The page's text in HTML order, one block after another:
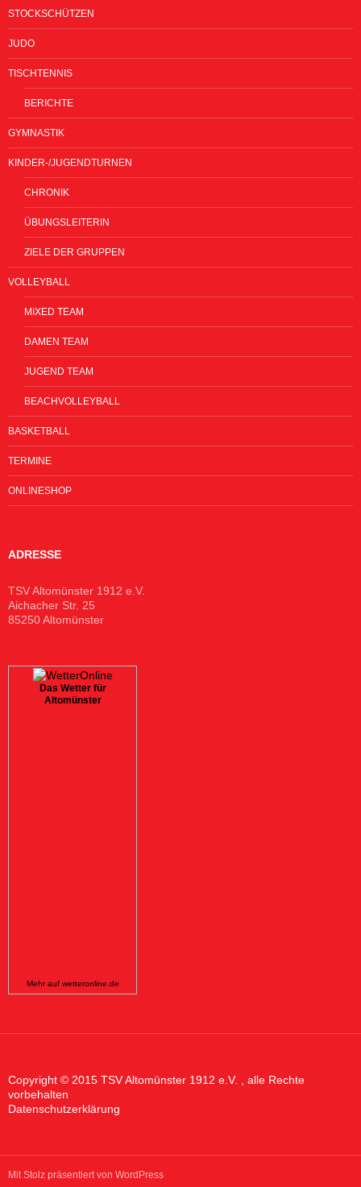
STOCKSCHÜTZEN
JUDO
TISCHTENNIS
BERICHTE
GYMNASTIK
KINDER-/JUGENDTURNEN
CHRONIK
ÜBUNGSLEITERIN
ZIELE DER GRUPPEN
VOLLEYBALL
MIXED TEAM
DAMEN TEAM
JUGEND TEAM
BEACHVOLLEYBALL
BASKETBALL
TERMINE
ONLINESHOP
ADRESSE
TSV Altomünster 1912 e.V.
Aichacher Str. 25
85250 Altomünster
Das Wetter für
Altomünster
Mehr auf wetteronline.de
Copyright © 2015 TSV Altomünster 1912 e.V. , alle Rechte
vorbehalten
Datenschutzerklärung
Mit Stolz präsentiert von WordPress